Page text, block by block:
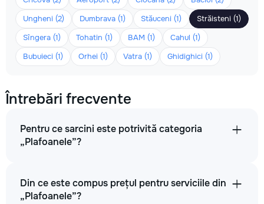
Ungheni (2)
Dumbrava (1) Stăuceni (1)
Străisteni (1)
Sîngera (1)
Tohatin (1) BAM (1)
Cahul (1)
Bubuieci (1)
Orhei (1) Vatra (1) Ghidighici (1)
Întrebări frecvente
Pentru ce sarcini este potrivită categoria
„Plafoanele”?
Din ce este compus prețul pentru serviciile din
„Plafoanele”?